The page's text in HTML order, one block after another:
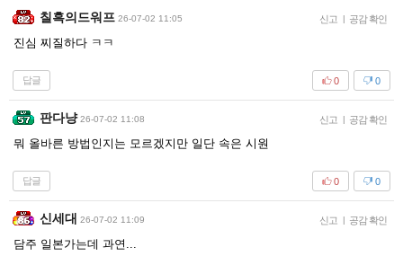
칠흑의드워프 26-07-02 11:05 신고 | 공감 확인
진심 찌질하다 ㅋㅋ
답글 0
0
판다냥 26-07-02 11:08 신고 | 공감 확인
뭐 올바른 방법인지는 모르겠지만 일단 속은 시원
답글 0
0
신세대 26-07-02 11:09 신고 | 공감 확인
담주 일본가는데 과연...